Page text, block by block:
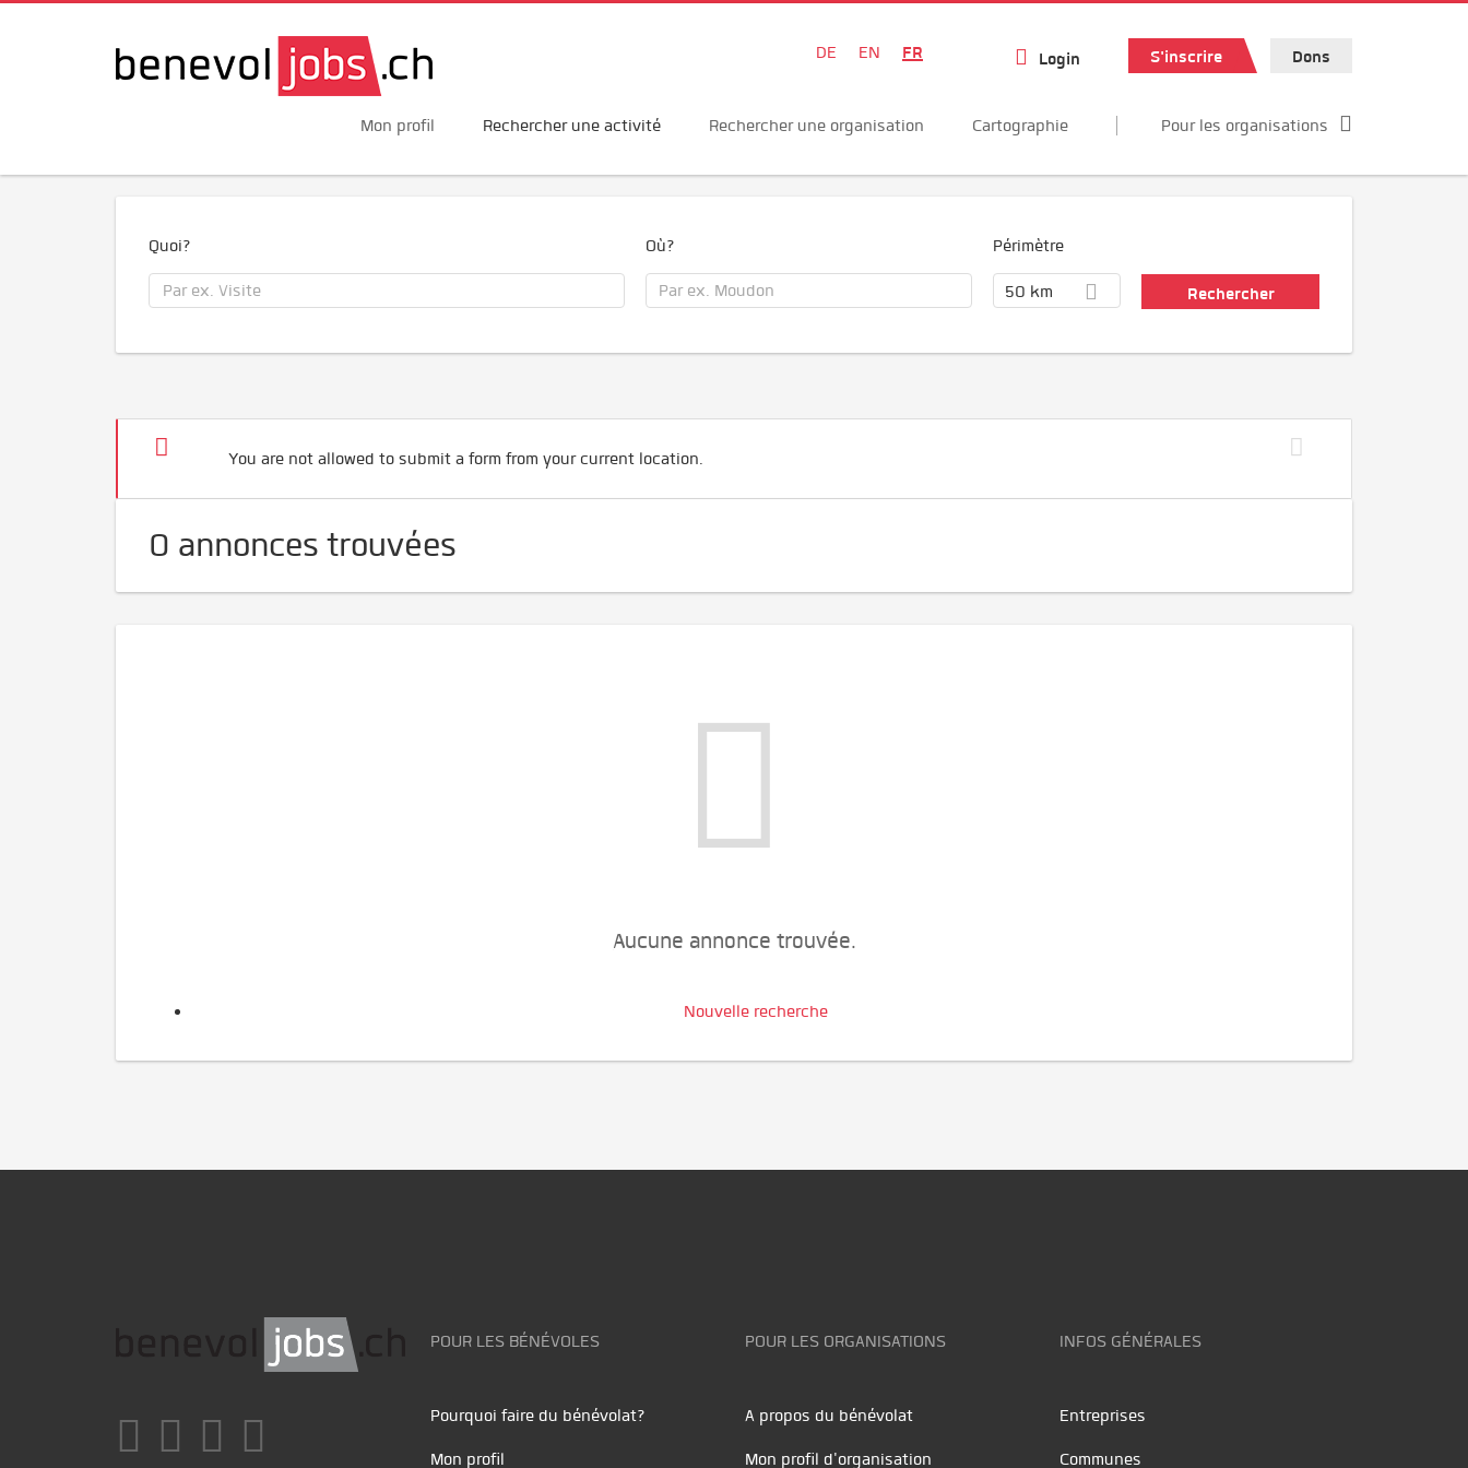
DE EN FR Login S'inscrire Dons
Mon profil Rechercher une activité Rechercher une organisation Cartographie Pour les organisations
Quoi? Où? Périmètre
50 km
You are not allowed to submit a form from your current location.
0 annonces trouvées
Aucune annonce trouvée.
Nouvelle recherche
POUR LES BÉNÉVOLES
Pourquoi faire du bénévolat?
Mon profil
POUR LES ORGANISATIONS
A propos du bénévolat
Mon profil d'organisation
INFOS GÉNÉRALES
Entreprises
Communes